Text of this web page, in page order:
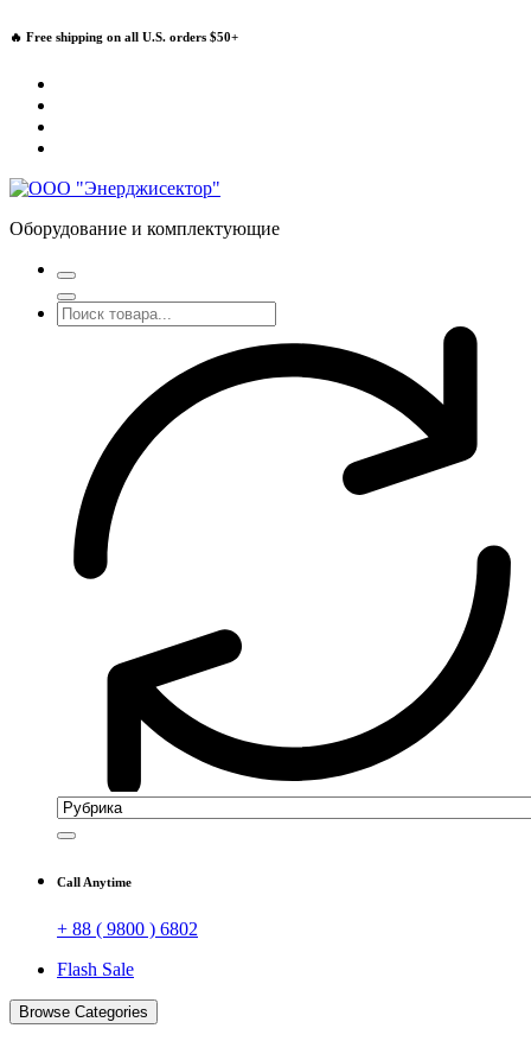
Перейти
содержимому
🔥 Free shipping on all U.S. orders $50+
Оборудование и комплектующие
Call Anytime
+ 88 ( 9800 ) 6802
Flash Sale
Browse Categories